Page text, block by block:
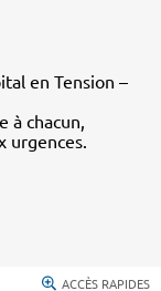
en Tension –
à chacun,
urgences.
ACCÈS RAPIDES